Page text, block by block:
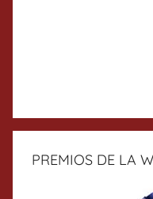
PREMIOS DE LA